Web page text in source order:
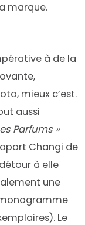
marque.
à de la
mieux c’est.
aussi
Parfums »
Changi de
à elle
une
Le